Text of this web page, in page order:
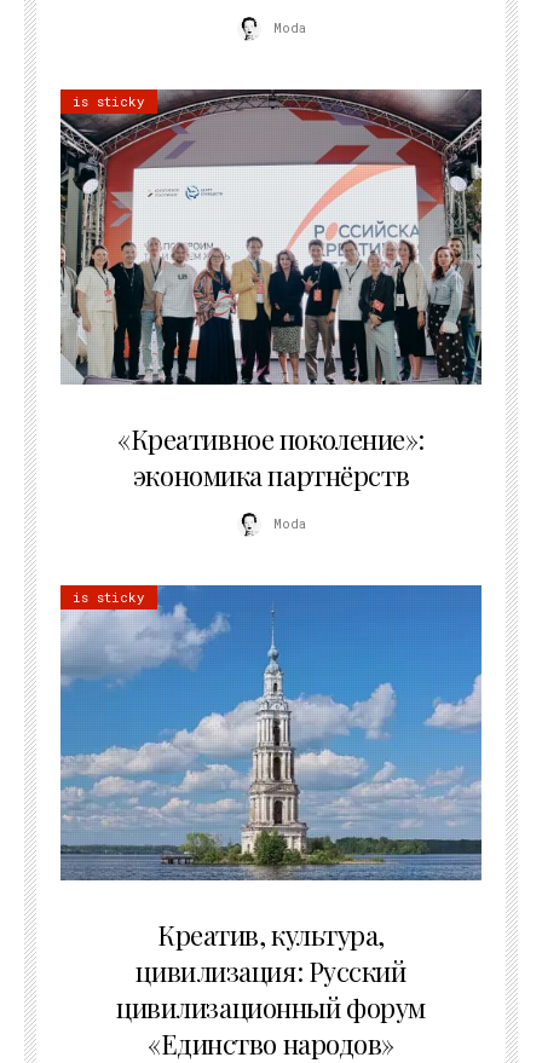
Moda
is sticky
«Креативное поколение»:
экономика партнёрств
Moda
is sticky
Креатив, культура,
цивилизация: Русский
цивилизационный форум
«Единство народов»